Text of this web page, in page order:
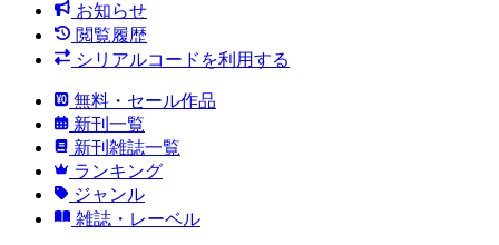
お知らせ
閲覧履歴
シリアルコードを利用する
無料・セール作品
新刊一覧
新刊雑誌一覧
ランキング
ジャンル
雑誌・レーベル